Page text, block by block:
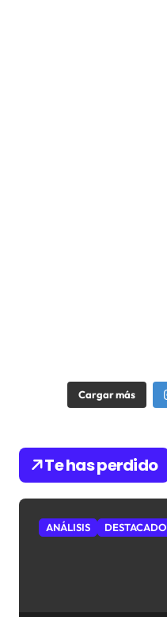
Cargar más
Te has perdido
ANÁLISIS DESTACADO